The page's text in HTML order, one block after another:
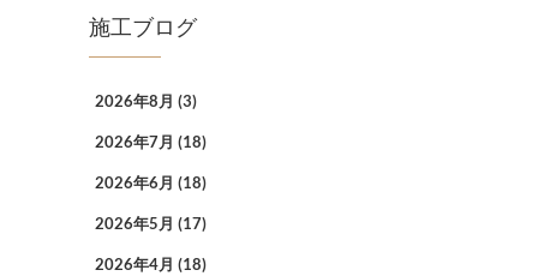
施工ブログ
2026年8月 (3)
2026年7月 (18)
2026年6月 (18)
2026年5月 (17)
2026年4月 (18)